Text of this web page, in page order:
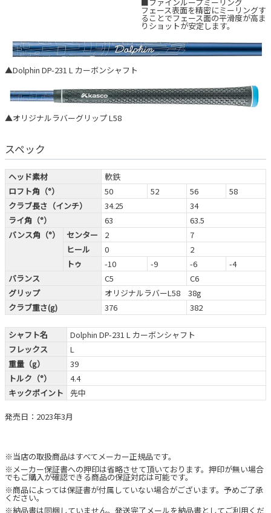
フェース表面を精密にミーリングす
ることでフェース面の平滑度が高ま
りショットが安定します。
▲Dolphin DP-231 L カーボンシャフト
▲オリジナルラバーグリップ L58
スペック
ヘッド素材
軟鉄
ロフト角（°）
50 52 56
58
クラブ長さ（インチ）
34.25
34
ライ角（°）
63
63.5
バンス角（°）
センター 2
7
ヒール
0
2
トゥ
-10 -9 -6
-4
バランス
C5
C6
グリップ
オリジナルラバーL58 38g
クラブ重さ(g)
376 382
シャフト名
Dolphin DP-231 L カーボンシャフト
フレックス
L
重量（g）
39
トルク（°）
4.4
キックポイント
先中
発売日：2023年3月
※当店の取扱商品はすべてメーカー正規品です。
※メーカー保証書への押印は省略させて頂いております。押印が無い場合
でもご購入が確認できる商品の保証対応は可能です。
※商品によっては保証書が付属していない場合がございます。予めご了承
ください。
※納品書は同梱していません。発送完了メールを納品書としてご利用くだ